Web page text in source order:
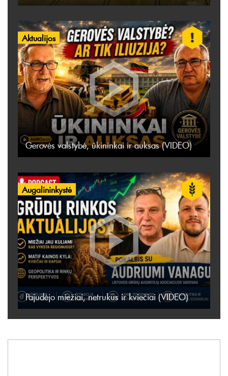
Aktualijos
Gerovės valstybė, ūkininkai ir auksas (VIDEO)
Augalininkystė
Pajudėjo miežiai, netrukus ir kviečiai (VIDEO)